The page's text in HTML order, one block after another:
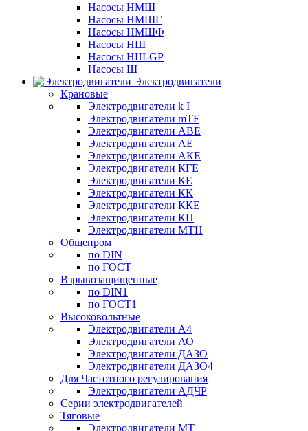
Насосы НМШ
Насосы НМШГ
Насосы НМШФ
Насосы НШ
Насосы НШ-GP
Насосы Ш
Электродвигатели
Крановые
Электродвигатели k I
Электродвигатели mTF
Электродвигатели АВЕ
Электродвигатели АЕ
Электродвигатели АКЕ
Электродвигатели КГЕ
Электродвигатели КЕ
Электродвигатели КК
Электродвигатели ККЕ
Электродвигатели КП
Электродвигатели МТН
Общепром
по DIN
по ГОСТ
Взрывозащищенные
по DIN1
по ГОСТ1
Высоковольтные
Электродвигатели А4
Электродвигатели АО
Электродвигатели ДАЗО
Электродвигатели ДАЗО4
Для Частотного регулирования
Электродвигатели АДЧР
Серии электродвигателей
Тяговые
Электродвигатели МТ